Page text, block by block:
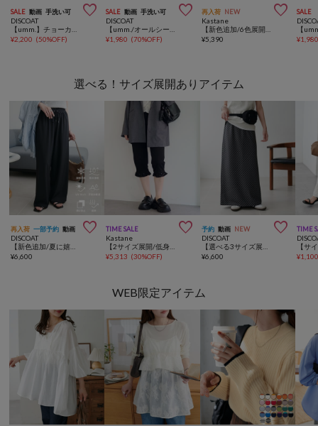
SALE 動画 手洗い可 
DISCOAT
¥2,200 (50%OFF)
SALE 動画 手洗い可 
DISCOAT
¥1,980 (70%OFF)
再入荷 NEW 
Kastane
¥5,390
SALE
¥
選べる！サイズ展開ありアイテム
再入荷 一部予約 動画 
DISCOAT
【新色追加/夏に嬉しい6機能/6サイズ展開】ー3kg見え!多機能とろみイージーパンツ
¥6,600
TIME SALE 
Kastane
【2サイズ展開/低身長サイズ/一部店舗限定】フリルカプリパンツ
¥5,313 (30%OFF)
予約 動画 NEW 
DISCOAT
【選べる3サイズ展開♪】チェックナロースカート
¥6,600
TIME
¥
WEB限定アイテム